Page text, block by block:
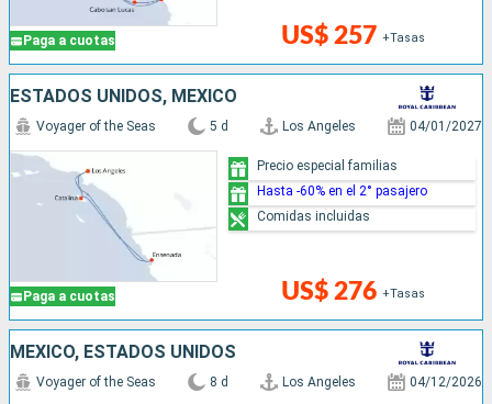
Paga a cuotas US$ 257 +Tasas
ESTADOS UNIDOS, MÉXICO
Paga a cuotas
Voyager of the Seas 5 d Los Angeles 04/01/2027
US$ 276 +Tasas
Precio especial familias
Hasta -60% en el 2° pasajero
Comidas incluidas
MÉXICO, ESTADOS UNIDOS
Voyager of the Seas 8 d Los Angeles 04/12/2026